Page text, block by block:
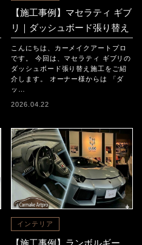
【施工事例】マセラティ ギブ
リ｜ダッシュボード張り替え
こんにちは、カーメイクアートプロ
です。 今回は、マセラティ ギブリの
ダッシュボード張り替え施工をご紹
介します。 オーナー様からは 「ダ
ッ…
2026.04.22
インテリア